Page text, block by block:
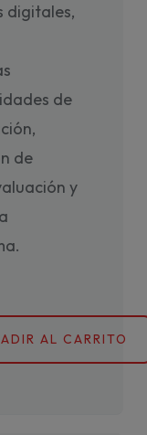
digitales,
de
de
y
AL CARRITO